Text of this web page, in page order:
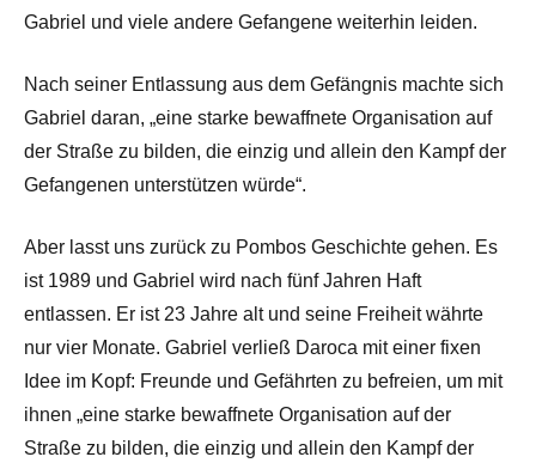
Gabriel und viele andere Gefangene weiterhin leiden.
Nach seiner Entlassung aus dem Gefängnis machte sich
Gabriel daran, „eine starke bewaffnete Organisation auf
der Straße zu bilden, die einzig und allein den Kampf der
Gefangenen unterstützen würde“.
Aber lasst uns zurück zu Pombos Geschichte gehen. Es
ist 1989 und Gabriel wird nach fünf Jahren Haft
entlassen. Er ist 23 Jahre alt und seine Freiheit währte
nur vier Monate. Gabriel verließ Daroca mit einer fixen
Idee im Kopf: Freunde und Gefährten zu befreien, um mit
ihnen „eine starke bewaffnete Organisation auf der
Straße zu bilden, die einzig und allein den Kampf der